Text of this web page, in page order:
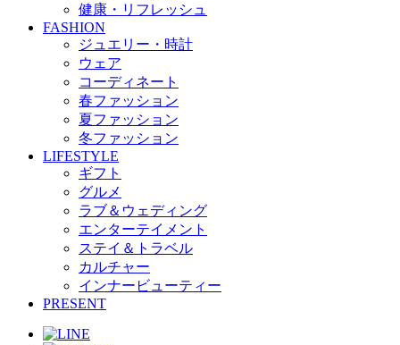
健康・リフレッシュ
FASHION
ジュエリー・時計
ウェア
コーディネート
春ファッション
夏ファッション
冬ファッション
LIFESTYLE
ギフト
グルメ
ラブ＆ウェディング
エンターテイメント
ステイ＆トラベル
カルチャー
インナービューティー
PRESENT